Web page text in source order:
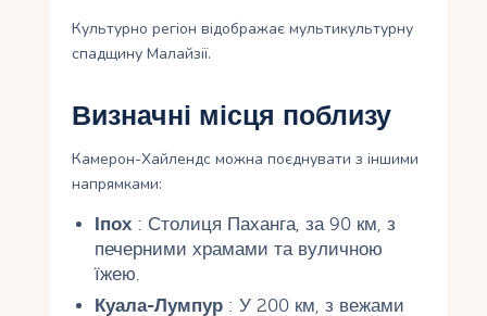
Культурно регіон відображає мультикультурну
спадщину Малайзії.
Визначні місця поблизу
Камерон-Хайлендс можна поєднувати з іншими
напрямками:
Іпох: Столиця Паханга, за 90 км, з
печерними храмами та вуличною
їжею.
Куала-Лумпур: У 200 км, з вежами